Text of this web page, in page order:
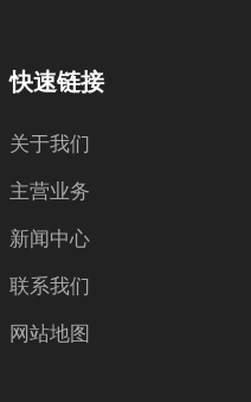
快速链接
关于我们
主营业务
新闻中心
联系我们
网站地图